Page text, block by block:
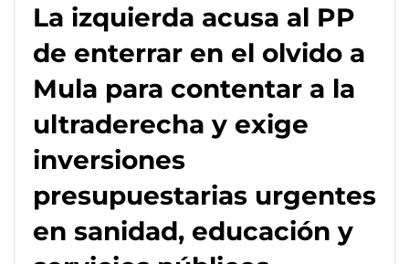
La izquierda acusa al PP
de enterrar en el olvido a
Mula para contentar a la
ultraderecha y exige
inversiones
presupuestarias urgentes
en sanidad, educación y